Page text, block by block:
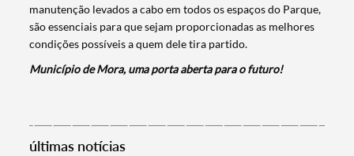
Termo de Pesquisa
manutenção levados a cabo em todos os espaços do Parque,
são essenciais para que sejam proporcionadas as melhores
condições possíveis a quem dele tira partido.
Município de Mora, uma porta aberta para o futuro!
últimas notícias